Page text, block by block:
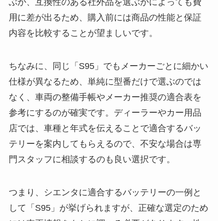
ぶか、互換性のある社外品を選ぶかによっても費
用に差が出るため、購入前には商品の性能と保証
内容を比較することが望ましいです。
ちなみに、同じ「S95」でもメーカーごとに細かい
仕様が異なるため、単純に型番だけで選ぶのでは
なく、車両の整備手帳やメーカー推奨の適合表を
参考にするのが確実です。ディーラーやカー用品
店では、車種と年式を伝えることで適合するバッ
テリーを案内してもらえるので、不安な場合は専
門スタッフに相談するのも良い選択です。
つまり、シエンタに適合するバッテリーの一例と
して「S95」が挙げられますが、正確な選定のため